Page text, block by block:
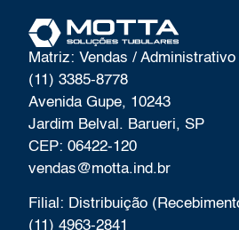
Matriz: Vendas /
(11) 3385-8778
Avenida Gupe, 10243
Jardim Belval. Barueri, SP
CEP: 06422-120
vendas@motta.ind.br
Filial: Distribuição
(11) 4963-2841